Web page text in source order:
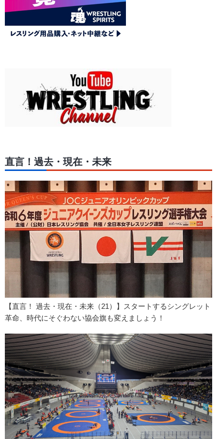
直言！過去・現在・未来
【直言！ 過去・現在・未来（21）】スタートするシングレット
革命、時代にそぐわない協会旗も変えましょう！